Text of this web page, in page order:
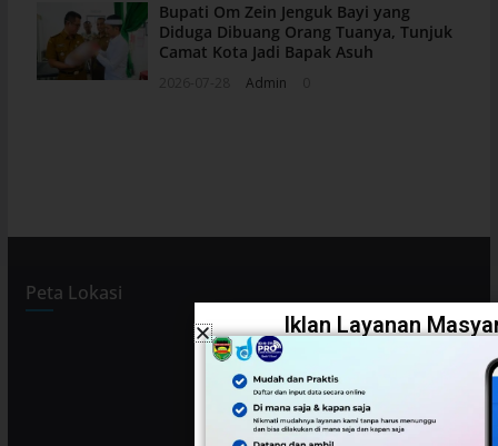
Bupati Om Zein Jenguk Bayi yang
Diduga Dibuang Orang Tuanya, Tunjuk
Camat Kota Jadi Bapak Asuh
Admin
Peta Lokasi
Iklan Layanan